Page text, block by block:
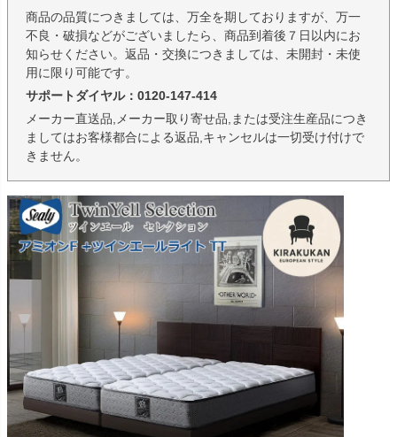
商品の品質につきましては、万全を期しておりますが、万一
不良・破損などがございましたら、商品到着後７日以内にお
知らせください。返品・交換につきましては、未開封・未使
用に限り可能です。
サポートダイヤル：0120-147-414
メーカー直送品,メーカー取り寄せ品,または受注生産品につき
ましてはお客様都合による返品,キャンセルは一切受け付けで
きません。